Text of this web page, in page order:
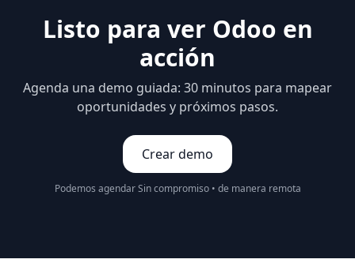
Listo para ver Odoo en
acción
Agenda una demo guiada: 30 minutos para mapear
oportunidades y próximos pasos.
Crear demo
Podemos agendar Sin compromiso • de manera remota